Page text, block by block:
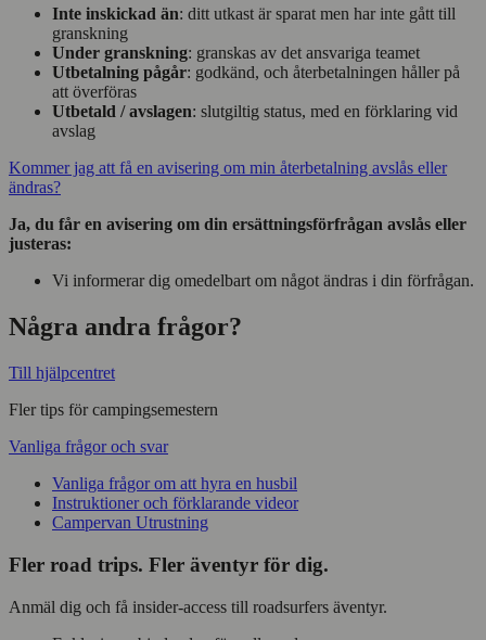
Inte inskickad än: ditt utkast är sparat men har inte gått till
granskning
Under granskning: granskas av det ansvariga teamet
Utbetalning pågår: godkänd, och återbetalningen håller på
att överföras
Utbetald / avslagen: slutgiltig status, med en förklaring vid
avslag
Kommer jag att få en avisering om min återbetalning avslås eller
ändras?
Ja, du får en avisering om din ersättningsförfrågan avslås eller
justeras:
Vi informerar dig omedelbart om något ändras i din förfrågan.
Några andra frågor?
Till hjälpcentret
Fler tips för campingsemestern
Vanliga frågor och svar
Vanliga frågor om att hyra en husbil
Instruktioner och förklarande videor
Campervan Utrustning
Fler road trips. Fler äventyr för dig.
Anmäl dig och få insider-access till roadsurfers äventyr.